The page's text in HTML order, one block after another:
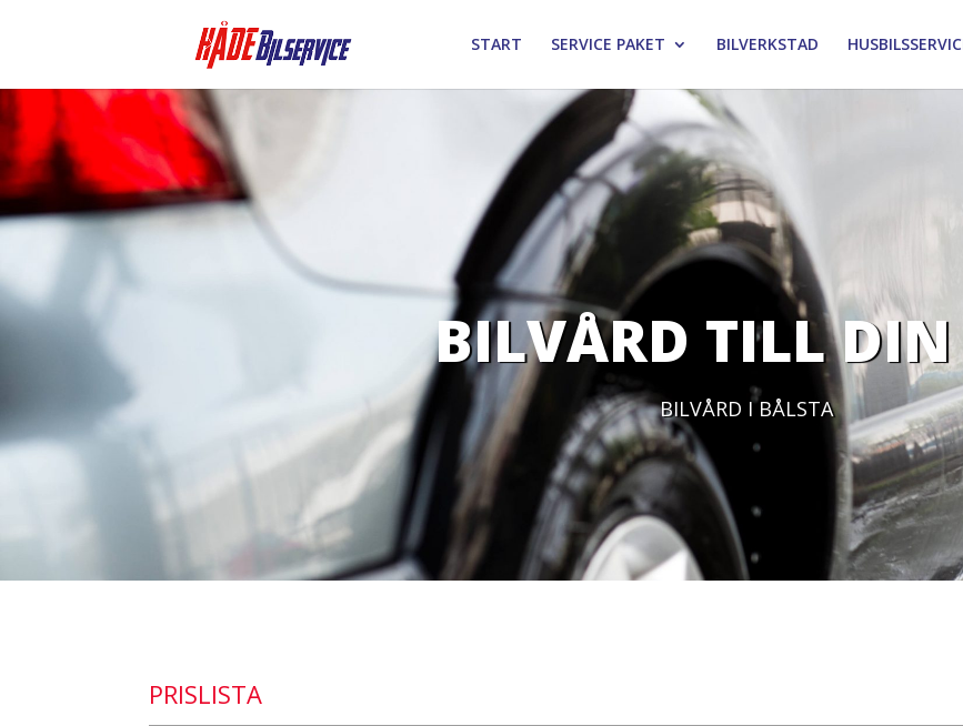
START SERVICE PAKET BILVERKSTAD
BILVÅRD TILL
BILVÅRD I BÅLSTA
PRISLISTA